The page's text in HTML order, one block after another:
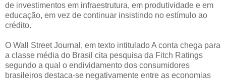
de investimentos em infraestrutura, em produtividade e em
educação, em vez de continuar insistindo no estímulo ao
crédito.
O Wall Street Journal, em texto intitulado A conta chega para
a classe média do Brasil cita pesquisa da Fitch Ratings
segundo a qual o endividamento dos consumidores
brasileiros destaca-se negativamente entre as economias